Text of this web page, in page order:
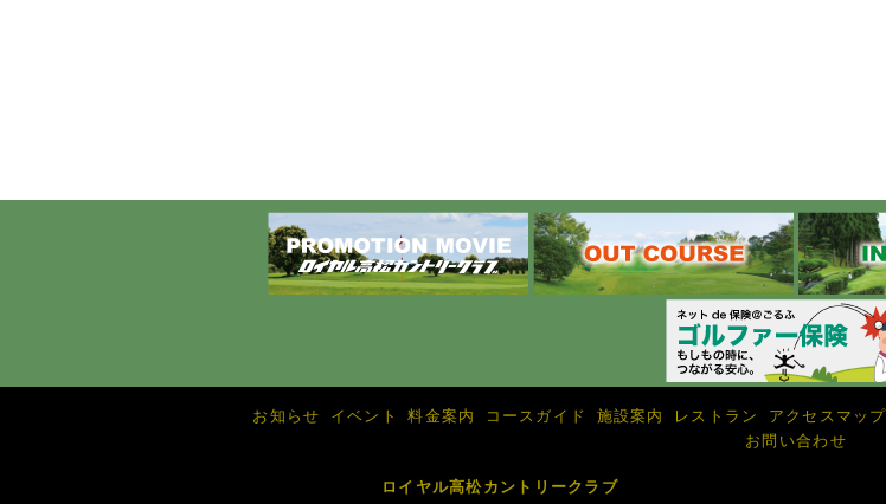
お知らせ イベント 料金案内 コースガイド 施設案内 レストラン アクセスマップ
お問い合わせ
ロイヤル高松カントリークラブ